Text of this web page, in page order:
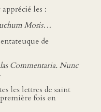
les :
Mosis…
de
Commentaria. Nunc
.
les lettres de saint
fois en